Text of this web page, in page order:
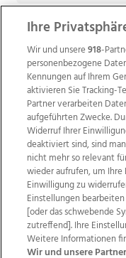
Wir über uns
Datenschutz
AGB Website
Ihre
Wir und unsere918-
personenbezogene
Kennungen auf Ihrem
aktivieren Sie Tracking-
Partner verarbeiten
aufgeführten Zwecke.
Widerruf Ihrer
deaktiviert sind, sind
nicht mehr so relevant
wieder aufrufen, um Ihre
Einwilligung zu
Einstellungen
[oder das schwebende
zutreffend]. Ihre
Weitere Informationen
Wir und unsere